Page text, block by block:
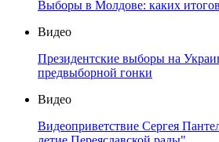
Выборы в Молдове: каких
Видео
Президентские выборы на
предвыборной гонки
Видео
Видеоприветствие Сергея